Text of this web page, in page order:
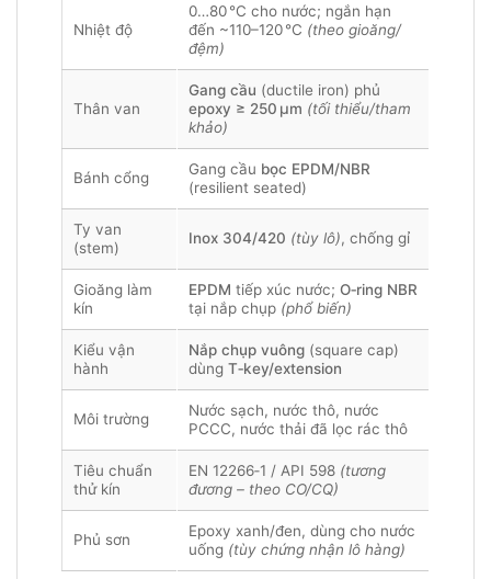
Nhiệt độ
0…80 °C cho nước; ngắn hạn
đến ~110–120 °C (theo gioăng/
đệm)
Thân van
Gang cầu (ductile iron) phủ
epoxy ≥ 250 µm (tối thiểu/tham
khảo)
Bánh cổng Gang cầu bọc EPDM/NBR
(resilient seated)
Ty van
(stem)
Inox 304/420 (tùy lô), chống gỉ
Gioăng làm
kín
EPDM tiếp xúc nước; O‑ring NBR
tại nắp chụp (phổ biến)
Kiểu vận
hành
Nắp chụp vuông (square cap)
dùng T‑key/extension
Môi trường
Nước sạch, nước thô, nước
PCCC, nước thải đã lọc rác thô
Tiêu chuẩn
thử kín
EN 12266‑1 / API 598 (tương
đương – theo CO/CQ)
Phủ sơn
Epoxy xanh/đen, dùng cho nước
uống (tùy chứng nhận lô hàng)